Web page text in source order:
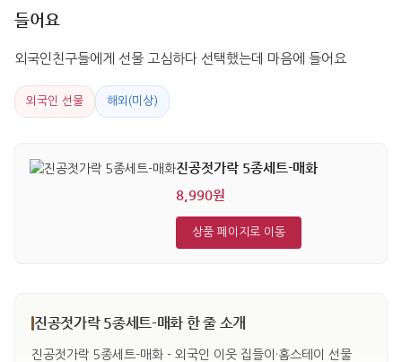
들어요
외국인친구들에게 선물 고심하다 선택했는데 마음에 들어요
외국인 선물 해외(미상)
진공젓가락 5종세트-매화
8,990원
상품 페이지로 이동
진공젓가락 5종세트-매화 한 줄 소개
진공젓가락 5종세트-매화 - 외국인 이웃 집들이·홈스테이 선물